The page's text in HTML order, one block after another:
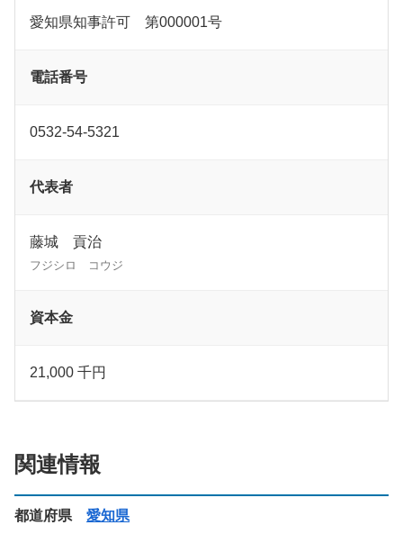
愛知県知事許可 第000001号
電話番号
0532-54-5321
代表者
藤城 貢治
フジシロ コウジ
資本金
21,000 千円
関連情報
都道府県 愛知県